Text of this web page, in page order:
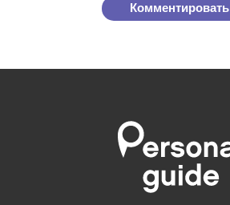
Комментировать